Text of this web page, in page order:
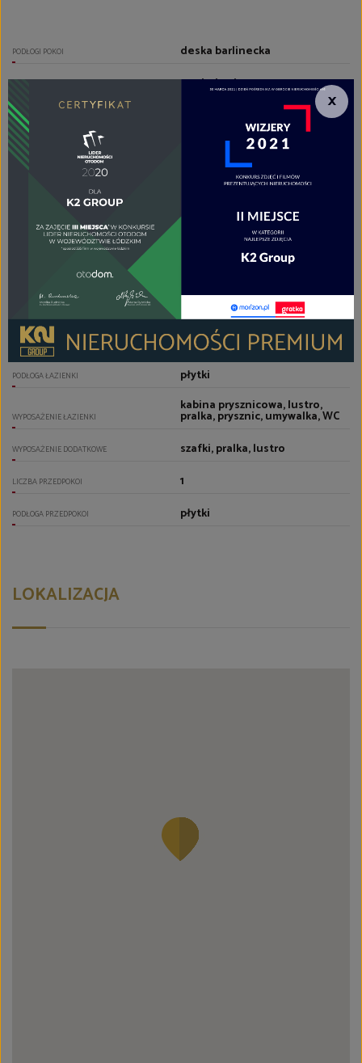
PODŁOGI POKOI deska barlinecka
aneks kuchenny
RODZAJ KUCHNI
PODŁOGA KUCHNI
WYPOSAŻENIE KUCHNI
zmywarka, zlewozmywak z
baterią, zamrażarka,
piekarnik, okap, mikrofalówka,
naczynia, lodówka, lodówko-
zamrażarka,, sztućce, szafki
kuchenne, płyta indukcyjna
GLAZURA ŁAZIENKI nowego typu
PODŁOGA ŁAZIENKI płytki
WYPOSAŻENIE ŁAZIENKI
kabina prysznicowa, lustro,
pralka, prysznic, umywalka, WC
WYPOSAŻENIE DODATKOWE szafki, pralka, lustro
LICZBA PRZEDPOKOI 1
PODŁOGA PRZEDPOKOI płytki
LOKALIZACJA
×